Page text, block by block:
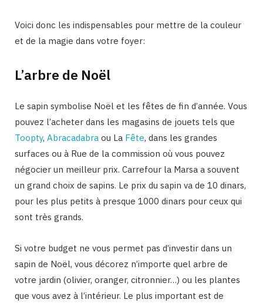
Voici donc les indispensables pour mettre de la couleur
et de la magie dans votre foyer:
L’arbre de Noël
Le sapin symbolise Noël et les fêtes de fin d’année. Vous
pouvez l’acheter dans les magasins de jouets tels que
Toopty, Abracadabra ou La Fête, dans les grandes
surfaces ou à Rue de la commission où vous pouvez
négocier un meilleur prix. Carrefour la Marsa a souvent
un grand choix de sapins. Le prix du sapin va de 10 dinars,
pour les plus petits à presque 1000 dinars pour ceux qui
sont très grands.
Si votre budget ne vous permet pas d’investir dans un
sapin de Noël, vous décorez n’importe quel arbre de
votre jardin (olivier, oranger, citronnier…) ou les plantes
que vous avez à l’intérieur. Le plus important est de